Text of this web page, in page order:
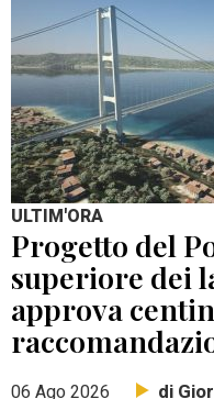
ULTIM'ORA
Progetto del
superiore dei
approva
06 Ago 2026 di